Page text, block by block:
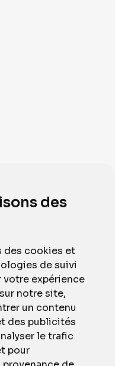
des
des cookies et
de suivi
votre expérience
notre site,
un contenu
des publicités
le trafic
pour